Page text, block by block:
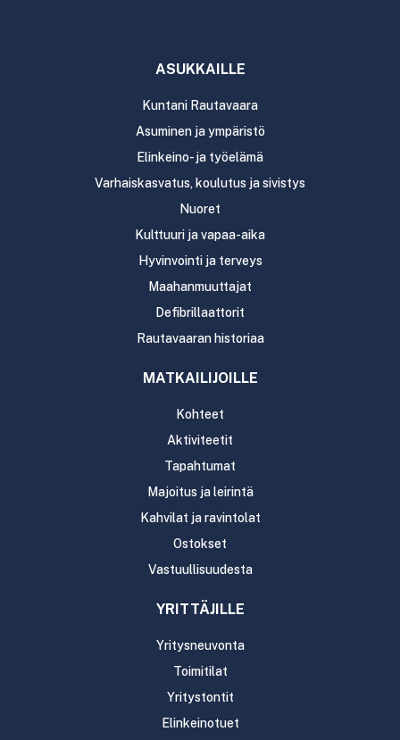
ASUKKAILLE
Kuntani Rautavaara
Asuminen ja ympäristö
Elinkeino- ja työelämä
Varhaiskasvatus, koulutus ja sivistys
Nuoret
Kulttuuri ja vapaa-aika
Hyvinvointi ja terveys
Maahanmuuttajat
Defibrillaattorit
Rautavaaran historiaa
MATKAILIJOILLE
Kohteet
Aktiviteetit
Tapahtumat
Majoitus ja leirintä
Kahvilat ja ravintolat
Ostokset
Vastuullisuudesta
YRITTÄJILLE
Yritysneuvonta
Toimitilat
Yritystontit
Elinkeinotuet